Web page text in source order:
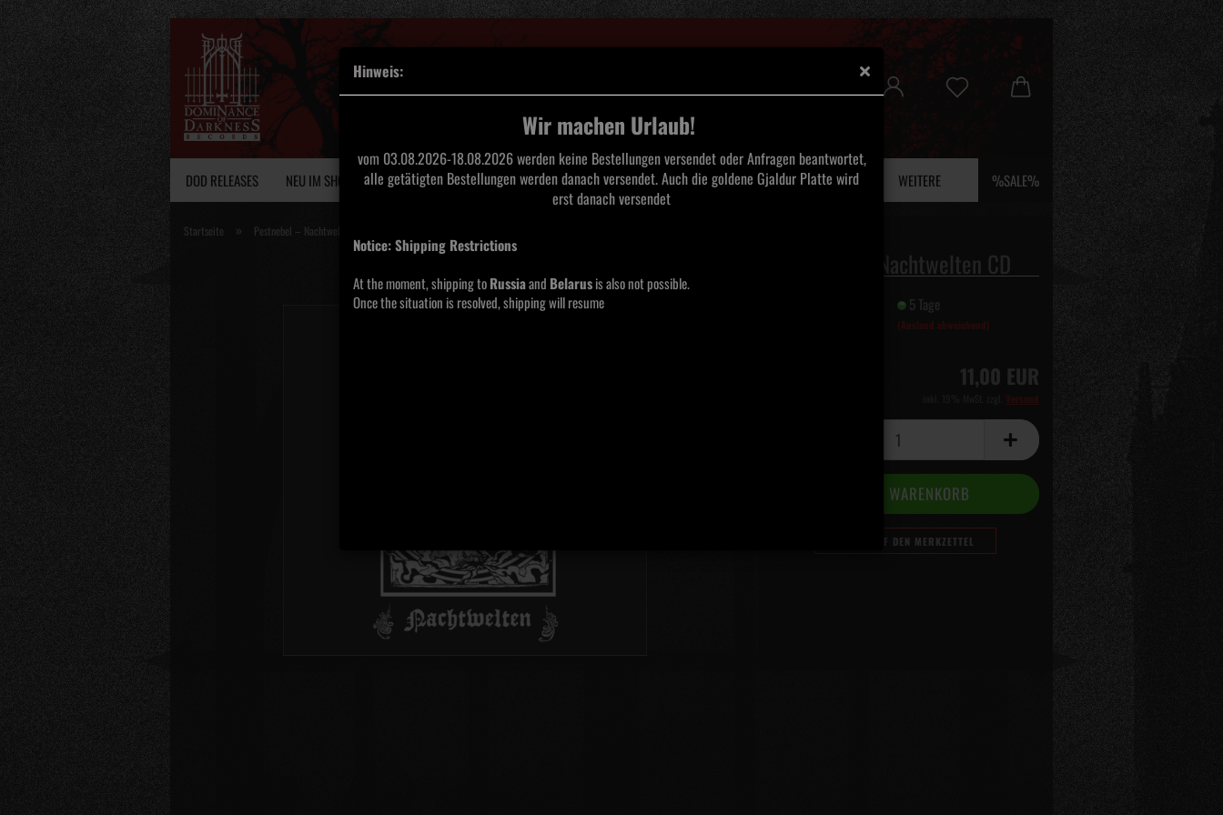
Hinweis:
Wir machen Urlaub!
vom 03.08.2026-18.08.2026 werden keine Bestellungen versendet oder Anfragen beantwortet,
alle getätigten Bestellungen werden danach versendet. Auch die goldene Gjaldur Platte wird
erst danach versendet
Notice: Shipping Restrictions
At the moment, shipping toRussiaand Belarusis also not possible.
Once the situation is resolved, shipping will resume
DOD RELEASES NEU IM SHOP VINYL TAPES CDS SAARLAND BLACK METAL MERCHANDISE MOOS UND EFEU %SALE%
WEITERE
Startseite » Pestnebel – Nachtwelten CD
Pestnebel – Nachtwelten CD
5 Tage
(Ausland abweichend)
11,00 EUR
Versand
AUF DEN MERKZETTEL